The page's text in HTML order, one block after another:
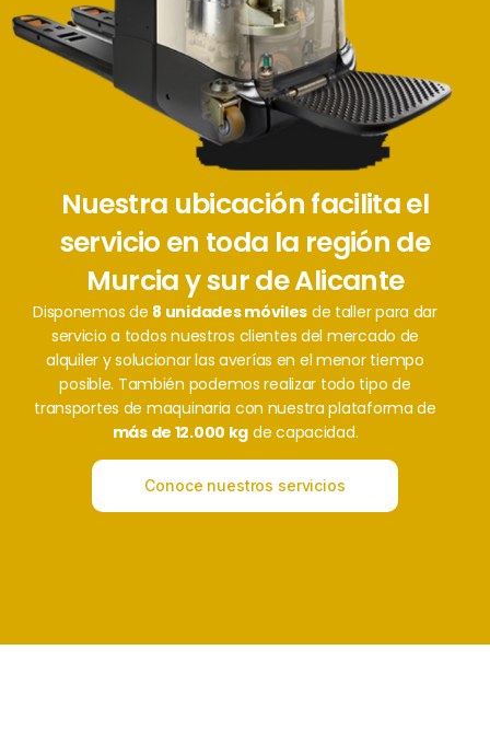
Nuestra ubicación facilita el
servicio en toda la región de
Murcia y sur de Alicante
Disponemos de 8 unidades móviles de taller para dar
servicio a todos nuestros clientes del mercado de
alquiler y solucionar las averías en el menor tiempo
posible. También podemos realizar todo tipo de
transportes de maquinaria con nuestra plataforma de
más de 12.000 kg de capacidad.
Conoce nuestros servicios